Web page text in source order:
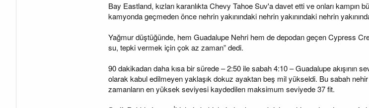
Bay Eastland, kızları karanlıkta Chevy Tahoe Suv'a davet etti ve onları
kamyonda geçmeden önce nehrin yakınındaki nehrin yakınındaki nehrin
Yağmur düştüğünde, hem Guadalupe Nehri hem de depodan geçen Cypress
su, tepki vermek için çok az zaman” dedi.
90 dakikadan daha kısa bir sürede – 2:50 ile sabah 4:10 – Guadalupe
olarak kabul edilmeyen yaklaşık dokuz ayaktan beş mil yükseldi. Bu sabah
zamanların en yüksek seviyesi kaydedilen maksimum seviyede 37 fit.